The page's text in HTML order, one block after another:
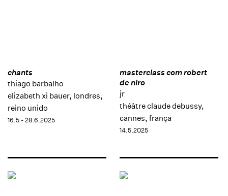
chants
thiago barbalho
elizabeth xi bauer, londres,
reino unido
16.5 - 28.6.2025
masterclass com robert
de niro
jr
théâtre claude debussy,
cannes, frança
14.5.2025